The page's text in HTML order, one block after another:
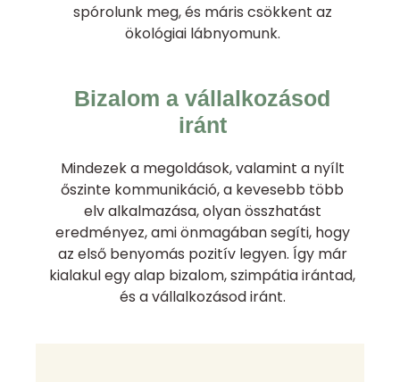
spórolunk meg, és máris csökkent az
ökológiai lábnyomunk.
Bizalom a vállalkozásod
iránt
Mindezek a megoldások, valamint a nyílt
őszinte kommunikáció, a kevesebb több
elv alkalmazása, olyan összhatást
eredményez, ami önmagában segíti, hogy
az első benyomás pozitív legyen. Így már
kialakul egy alap bizalom, szimpátia irántad,
és a vállalkozásod iránt.